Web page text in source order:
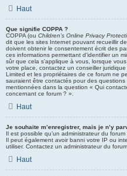
Haut
Que signifie COPPA ?
COPPA (ou Children’s Online Privacy
dit que les sites Internet pouvant recueillir
doivent obtenir le consentement écrit des
ces informations permettant d’identifier un
sûr que cela s’applique à vous, lorsque
votre place, contactez un conseiller
Limited et les propriétaires de ce forum ne
sauraient être contactés pour des
mentionnées dans la question « Qui
concernant ce forum ? ».
Haut
Je souhaite m’enregistrer, mais je n’y
Il est possible qu’un administrateur du
Il peut également avoir banni votre IP ou
utiliser. Contactez un administrateur du
Haut